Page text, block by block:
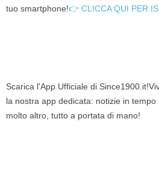
tuo smartphone!👉 CLICCA QUI PER
Scarica l'App Ufficiale di
la nostra app dedicata: notizie in
molto altro, tutto a portata di mano!